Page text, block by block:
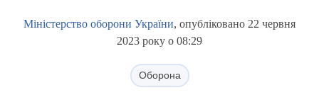
Міністерство оборони України, опубліковано 22 червня
2023 року о 08:29
Оборона